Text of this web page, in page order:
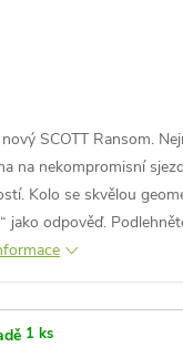
SCOTT Ransom.
na nekompromisní
Kolo se skvělou
jako odpověď.
1 ks